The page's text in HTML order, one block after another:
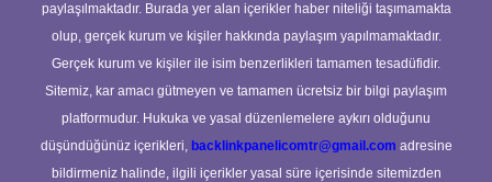
paylaşılmaktadır. Burada yer alan içerikler haber niteliği taşımamakta
olup, gerçek kurum ve kişiler hakkında paylaşım yapılmamaktadır.
Gerçek kurum ve kişiler ile isim benzerlikleri tamamen tesadüfidir.
Sitemiz, kar amacı gütmeyen ve tamamen ücretsiz bir bilgi paylaşım
platformudur. Hukuka ve yasal düzenlemelere aykırı olduğunu
düşündüğünüz içerikleri, backlinkpanelicomtr@gmail.com adresine
bildirmeniz halinde, ilgili içerikler yasal süre içerisinde sitemizden